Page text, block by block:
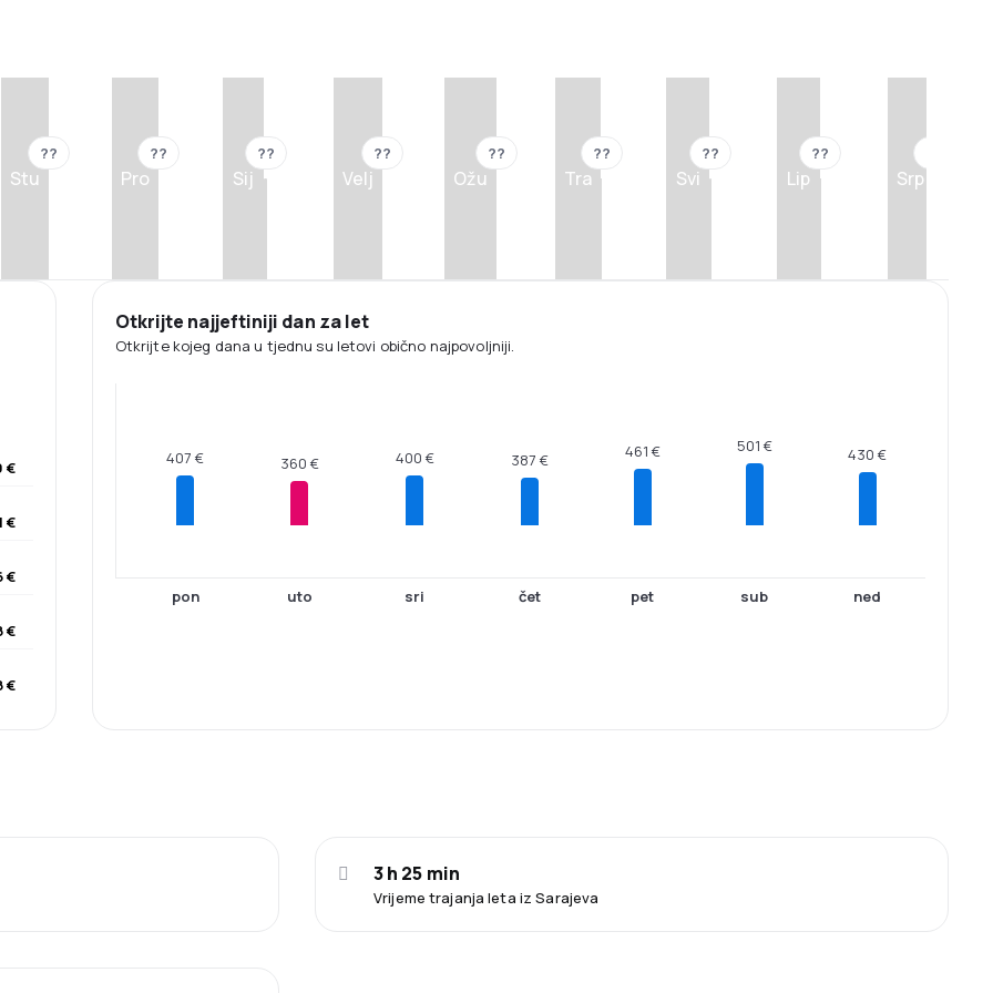
Stu
??
Pro
??
Sij
??
Velj
??
Ožu
??
Tra
??
Svi
??
Lip
??
Srp
€
€
€
€
€
Otkrijte najjeftiniji dan za let
Otkrijte kojeg dana u tjednu su letovi obično najpovoljniji.
407 €
pon
360 €
uto
400 €
sri
387 €
čet
461 €
pet
501 €
sub
430 €
ned
Vrijeme trajanja leta iz Sarajeva
3 h 25 min